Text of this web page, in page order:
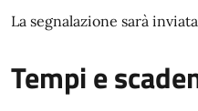
La segnalazione sarà
Tempi e